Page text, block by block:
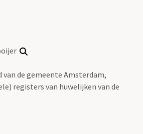
van de gemeente Amsterdam,
registers van huwelijken van de